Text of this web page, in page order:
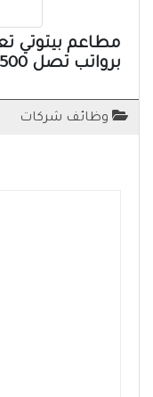
مطاعم بيتوتي
برواتب تصل 5,500 ريال
وظائف شركات